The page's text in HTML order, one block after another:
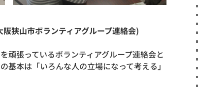
狭山市ボランティアグループ連絡会)
頑張っているボランティアグループ連絡会と
本は「いろんな人の立場になって考える」